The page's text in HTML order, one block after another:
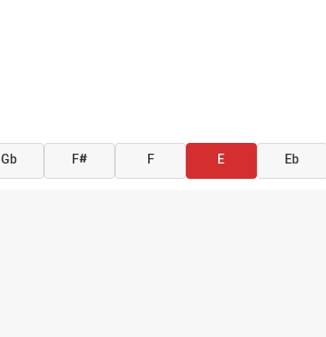
Eb
E
F
F#
Gb